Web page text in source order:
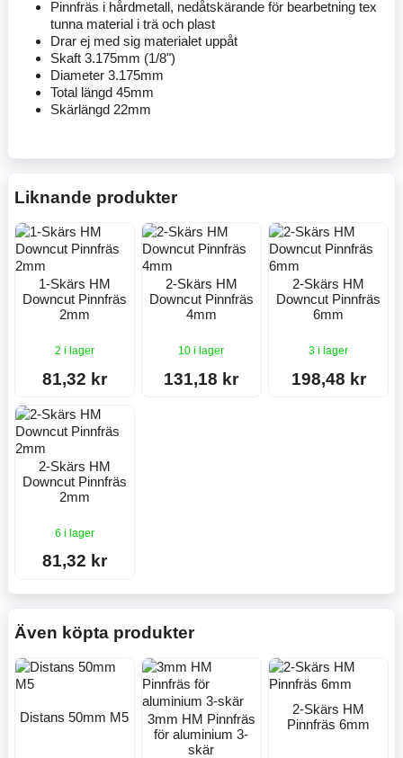
Pinnfräs i hårdmetall, nedåtskärande för bearbetning tex
tunna material i trä och plast
Drar ej med sig materialet uppåt
Skaft 3.175mm (1/8")
Diameter 3.175mm
Total längd 45mm
Skärlängd 22mm
Liknande produkter
1-Skärs HM
Downcut Pinnfräs
2mm
2 i lager
81,32 kr
2-Skärs HM
Downcut Pinnfräs
4mm
10 i lager
131,18 kr
2-Skärs HM
Downcut Pinnfräs
6mm
3 i lager
198,48 kr
2-Skärs HM
Downcut Pinnfräs
2mm
6 i lager
81,32 kr
Även köpta produkter
Distans 50mm M5
3mm HM Pinnfräs
för aluminium 3-
skär
2-Skärs HM
Pinnfräs 6mm